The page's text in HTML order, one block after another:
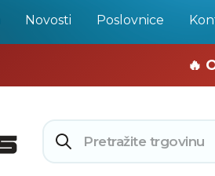
Novosti Poslovnice
🔥